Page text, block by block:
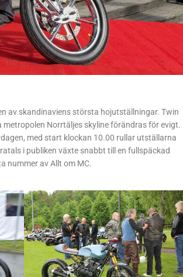
av skandinaviens största hojutställningar. Twin
Norrtäljes skyline förändras för evigt.
med start klockan 10.00 rullar utställarna
i publiken växte snabbt till en fullspäckad
nummer av Allt om MC.